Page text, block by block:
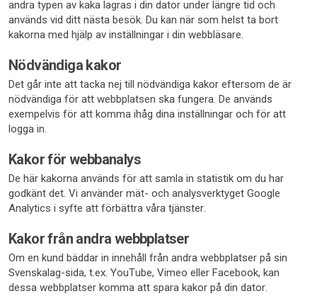
andra typen av kaka lagras i din dator under längre tid och
används vid ditt nästa besök. Du kan när som helst ta bort
kakorna med hjälp av inställningar i din webbläsare.
Nödvändiga kakor
Det går inte att tacka nej till nödvändiga kakor eftersom de är
nödvändiga för att webbplatsen ska fungera. De används
exempelvis för att komma ihåg dina inställningar och för att
logga in.
Kakor för webbanalys
De här kakorna används för att samla in statistik om du har
godkänt det. Vi använder mät- och analysverktyget Google
Analytics i syfte att förbättra våra tjänster.
Kakor från andra webbplatser
Om en kund bäddar in innehåll från andra webbplatser på sin
Svenskalag-sida, t.ex. YouTube, Vimeo eller Facebook, kan
dessa webbplatser komma att spara kakor på din dator.